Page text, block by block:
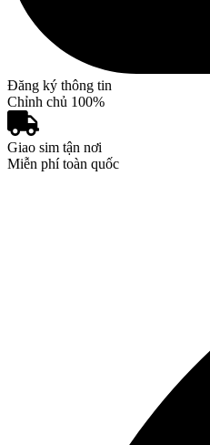
Đăng ký thông tin
Chỉnh chủ 100%
Giao sim tận nơi
Miễn phí toàn quốc